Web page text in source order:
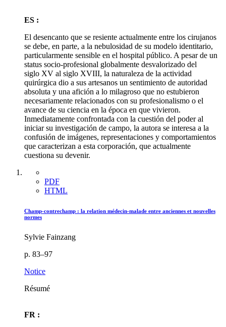
ES :
El desencanto que se resiente actualmente entre los cirujanos
se debe, en parte, a la nebulosidad de su modelo identitario,
particularmente sensible en el hospital público. A pesar de un
status socio-profesional globalmente desvalorizado del
siglo XV al siglo XVIII, la naturaleza de la actividad
quirúrgica dio a sus artesanos un sentimiento de autoridad
absoluta y una afición a lo milagroso que no estubieron
necesariamente relacionados con su profesionalismo o el
avance de su ciencia en la época en que vivieron.
Inmediatamente confrontada con la cuestión del poder al
iniciar su investigación de campo, la autora se interesa a la
confusión de imágenes, representaciones y comportamientos
que caracterizan a esta corporación, que actualmente
cuestiona su devenir.
PDF
HTML
Champ-contrechamp : la relation médecin-malade entre anciennes et nouvelles
normes
Sylvie Fainzang
p. 83–97
Notice
Résumé
FR :